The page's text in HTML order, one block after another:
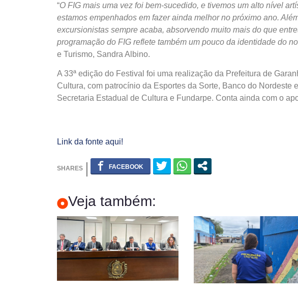
“O FIG mais uma vez foi bem-sucedido, e tivemos um alto nível
estamos empenhados em fazer ainda melhor no próximo ano.
excursionistas sempre acaba, absorvendo muito mais do que
programação do FIG reflete também um pouco da identidade do
e Turismo, Sandra Albino.
A 33ª edição do Festival foi uma realização da Prefeitura de
Cultura, com patrocínio da Esportes da Sorte, Banco do Nordeste
Secretaria Estadual de Cultura e Fundarpe. Conta ainda com o
Link da fonte aqui!
Veja também: